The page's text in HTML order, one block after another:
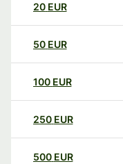
20 EUR
50 EUR
100 EUR
250 EUR
500 EUR